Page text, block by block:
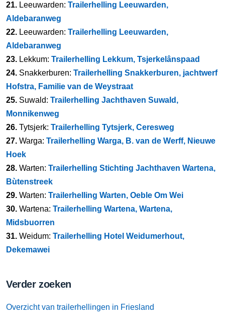
21. Leeuwarden: Trailerhelling Leeuwarden,
Aldebaranweg
22. Leeuwarden: Trailerhelling Leeuwarden,
Aldebaranweg
23. Lekkum: Trailerhelling Lekkum, Tsjerkelânspaad
24. Snakkerburen: Trailerhelling Snakkerburen, jachtwerf
Hofstra, Familie van de Weystraat
25. Suwald: Trailerhelling Jachthaven Suwald,
Monnikenweg
26. Tytsjerk: Trailerhelling Tytsjerk, Ceresweg
27. Warga: Trailerhelling Warga, B. van de Werff, Nieuwe
Hoek
28. Warten: Trailerhelling Stichting Jachthaven Wartena,
Bùtenstreek
29. Warten: Trailerhelling Warten, Oeble Om Wei
30. Wartena: Trailerhelling Wartena, Wartena,
Midsbuorren
31. Weidum: Trailerhelling Hotel Weidumerhout,
Dekemawei
Verder zoeken
Overzicht van trailerhellingen in Friesland